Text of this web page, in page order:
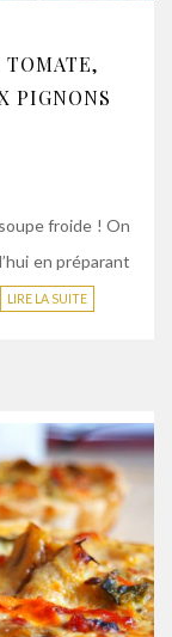
TOMATE,
PIGNONS
froide ! On
en préparant
LIRE LA SUITE